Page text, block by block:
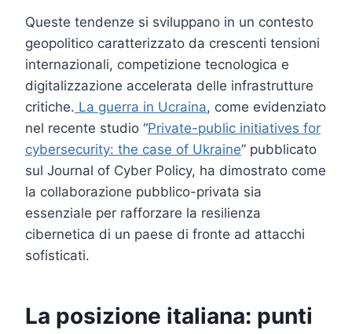
Queste tendenze si sviluppano in un contesto
geopolitico caratterizzato da crescenti tensioni
internazionali, competizione tecnologica e
digitalizzazione accelerata delle infrastrutture
critiche. La guerra in Ucraina, come evidenziato
nel recente studio “Private-public initiatives for
cybersecurity: the case of Ukraine” pubblicato
sul Journal of Cyber Policy, ha dimostrato come
la collaborazione pubblico-privata sia
essenziale per rafforzare la resilienza
cibernetica di un paese di fronte ad attacchi
sofisticati.
La posizione italiana: punti